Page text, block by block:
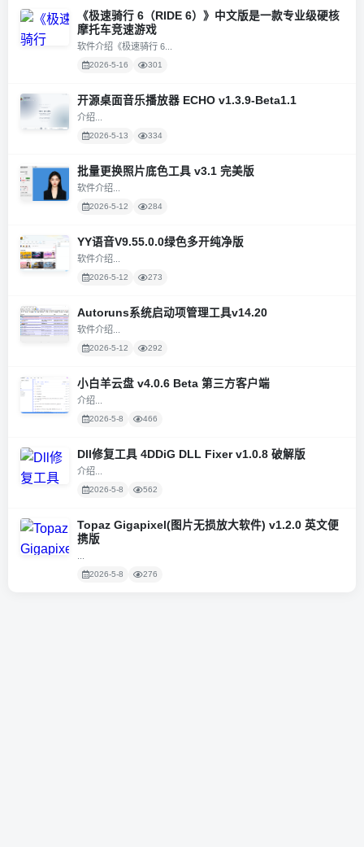
《极速骑行 6（RIDE 6）》中文版是一款专业级硬核
摩托车竞速游戏
软件介绍《极速骑行 6...
2026-5-16 301
开源桌面音乐播放器 ECHO v1.3.9-Beta1.1
介绍...
2026-5-13 334
批量更换照片底色工具 v3.1 完美版
软件介绍...
2026-5-12 284
YY语音V9.55.0.0绿色多开纯净版
软件介绍...
2026-5-12 273
Autoruns系统启动项管理工具v14.20
软件介绍...
2026-5-12 292
小白羊云盘 v4.0.6 Beta 第三方客户端
介绍...
2026-5-8 466
Dll修复工具 4DDiG DLL Fixer v1.0.8 破解版
介绍...
2026-5-8 562
Topaz Gigapixel(图片无损放大软件) v1.2.0 英文便
携版
2026-5-8 276